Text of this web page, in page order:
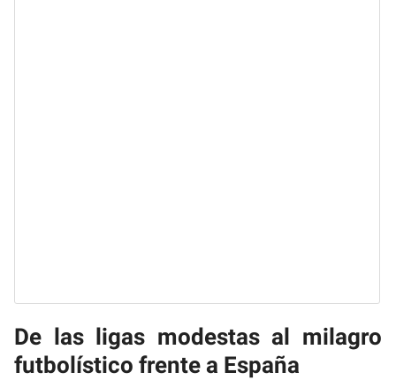
De las ligas modestas al milagro
futbolístico frente a España